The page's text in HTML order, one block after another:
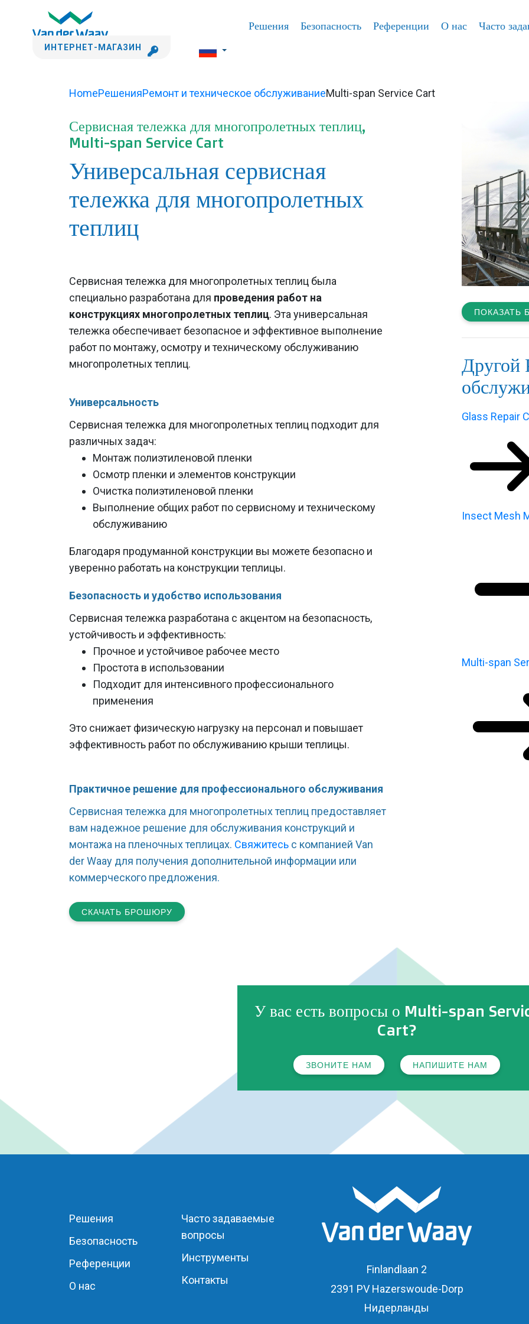
Решения Безопасность Референции О нас Часто
ИНТЕРНЕТ-МАГАЗИН
HomeРешенияРемонт и техническое обслуживаниеMulti-span Service Cart
Сервисная тележка для многопролетных теплиц,
Multi-span Service Cart
Универсальная сервисная
тележка для многопролетных
теплиц
Сервисная тележка для многопролетных теплиц была
специально разработана для проведения работ на
конструкциях многопролетных теплиц. Эта универсальная
тележка обеспечивает безопасное и эффективное выполнение
работ по монтажу, осмотру и техническому обслуживанию
многопролетных теплиц.
Универсальность
Сервисная тележка для многопролетных теплиц подходит для
различных задач:
Монтаж полиэтиленовой пленки
Осмотр пленки и элементов конструкции
Очистка полиэтиленовой пленки
Выполнение общих работ по сервисному и техническому
обслуживанию
Благодаря продуманной конструкции вы можете безопасно и
уверенно работать на конструкции теплицы.
Безопасность и удобство использования
Сервисная тележка разработана с акцентом на безопасность,
устойчивость и эффективность:
Прочное и устойчивое рабочее место
Простота в использовании
Подходит для интенсивного профессионального
применения
Это снижает физическую нагрузку на персонал и повышает
эффективность работ по обслуживанию крыши теплицы.
Практичное решение для профессионального обслуживания
Сервисная тележка для многопролетных теплиц предоставляет
вам надежное решение для обслуживания конструкций и
монтажа на пленочных теплицах. Свяжитесь с компанией Van
der Waay для получения дополнительной информации или
коммерческого предложения.
СКАЧАТЬ БРОШЮРУ
ПОКАЗАТЬ
Другой
Glass Repair
Insect Mesh
Multi-span
У вас есть вопросы о Multi-span
Cart?
ЗВОНИТЕ НАМ НАПИШИТЕ НАМ
Решения
Безопасность
Референции
О нас
Часто задаваемые
вопросы
Инструменты
Контакты
Finlandlaan 2
2391 PV Hazerswoude-Dorp
Нидерланды